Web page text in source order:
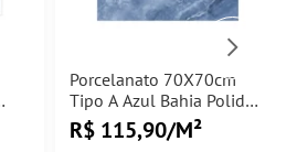
Porcelanato 70X70cm
Tipo A Azul Bahia Polido
Elizabeth - 2,45m²
R$ 115,90/M²